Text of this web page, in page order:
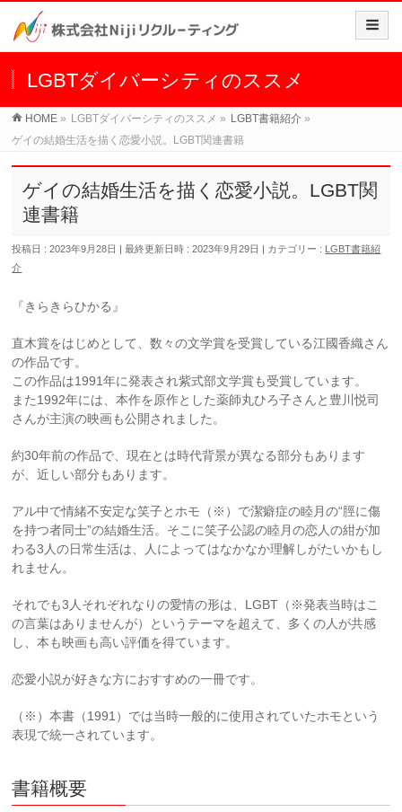
LGBTダイバーシティのススメ
HOME » LGBTダイバーシティのススメ » LGBT書籍紹介 »
ゲイの結婚生活を描く恋愛小説。LGBT関連書籍
ゲイの結婚生活を描く恋愛小説。LGBT関
連書籍
投稿日 : 2023年9月28日 最終更新日時 : 2023年9月29日 カテゴリー : LGBT書籍紹
介
『きらきらひかる』
直木賞をはじめとして、数々の文学賞を受賞している江國香織さん
の作品です。
この作品は1991年に発表され紫式部文学賞も受賞しています。
また1992年には、本作を原作とした薬師丸ひろ子さんと豊川悦司
さんが主演の映画も公開されました。
約30年前の作品で、現在とは時代背景が異なる部分もあります
が、近しい部分もあります。
アル中で情緒不安定な笑子とホモ（※）で潔癖症の睦月の“脛に傷
を持つ者同士”の結婚生活。そこに笑子公認の睦月の恋人の紺が加
わる3人の日常生活は、人によってはなかなか理解しがたいかもし
れません。
それでも3人それぞれなりの愛情の形は、LGBT（※発表当時はこ
の言葉はありませんが）というテーマを超えて、多くの人が共感
し、本も映画も高い評価を得ています。
恋愛小説が好きな方におすすめの一冊です。
（※）本書（1991）では当時一般的に使用されていたホモという
表現で統一されています。
書籍概要